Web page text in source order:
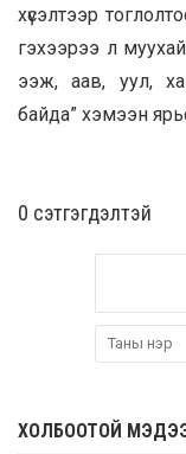
хүсэлтээр
гэхээрээ л
ээж, аав, уул,
байда” хэмээн
0 cэтгэгдэлтэй
ХОЛБООТОЙ